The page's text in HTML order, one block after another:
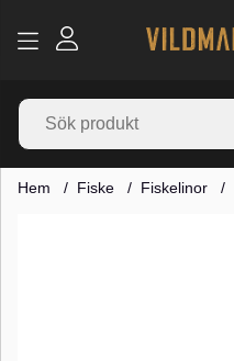
Hem Fiske Fiskelinor